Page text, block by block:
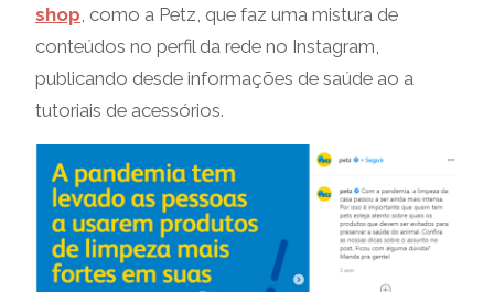
shop, como a Petz, que faz uma mistura de
conteúdos no perfil da rede no Instagram,
publicando desde informações de saúde ao a
tutoriais de acessórios.